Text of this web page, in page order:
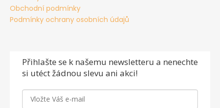
Obchodní podmínky
Podmínky ochrany osobních údajů
Přihlašte se k našemu newsletteru a nenechte
si utéct žádnou slevu ani akci!